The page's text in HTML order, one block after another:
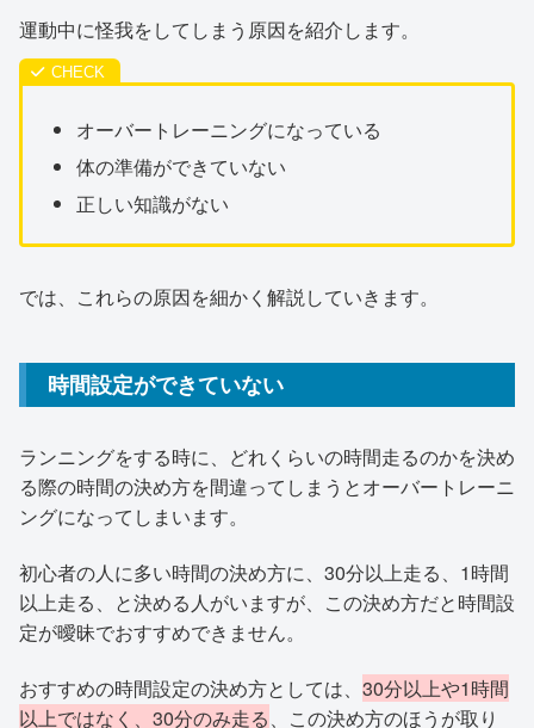
運動中に怪我をしてしまう原因を紹介します。
オーバートレーニングになっている
体の準備ができていない
正しい知識がない
では、これらの原因を細かく解説していきます。
時間設定ができていない
ランニングをする時に、どれくらいの時間走るのかを決め
る際の時間の決め方を間違ってしまうとオーバートレーニ
ングになってしまいます。
初心者の人に多い時間の決め方に、30分以上走る、1時間
以上走る、と決める人がいますが、この決め方だと時間設
定が曖昧でおすすめできません。
おすすめの時間設定の決め方としては、 30分以上や1時間
以上ではなく、30分のみ走る、この決め方のほうが取り